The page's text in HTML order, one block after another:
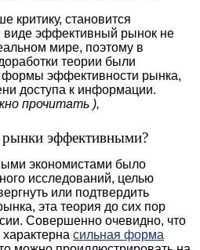
критику, становится
виде эффективный рынок не
мире, поэтому в
теории были
эффективности рынка,
доступа к информации.
прочитать ),
эффективными?
экономистами было
исследований, целью
или подтвердить
эта теория до сих пор
Совершенно очевидно, что
сильная форма